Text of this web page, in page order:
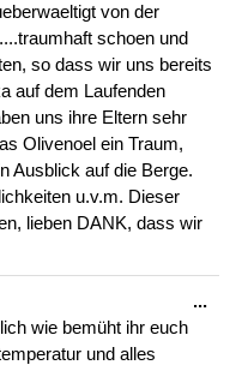
von der
schoen und
so dass wir uns bereits
auf dem Laufenden
uns ihre Eltern sehr
Olivenoel ein Traum,
Ausblick auf die Berge.
u.v.m. Dieser
lieben DANK, dass wir
wie bemüht ihr euch
und alles
...